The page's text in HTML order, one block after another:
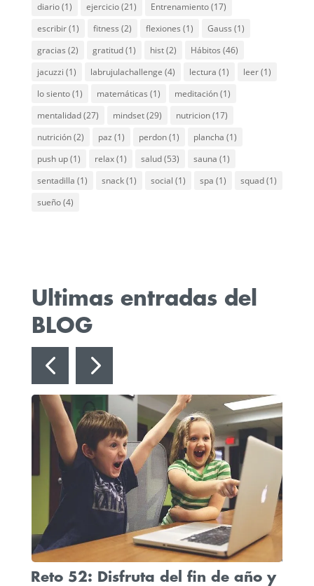
diario(1) ejercicio(21) Entrenamiento(17)
escribir(1) fitness (2) flexiones (1) Gauss (1)
gracias (2) gratitud(1) hist(2) Hábitos (46)
jacuzzi (1) labrujulachallenge (4) lectura (1) leer(1)
lo siento(1) matemáticas (1) meditación(1)
mentalidad(27) mindset(29) nutricion(17)
nutrición(2) paz (1) perdon(1) plancha (1)
push up(1) relax(1) salud(53) sauna (1)
sentadilla (1) snack(1) social (1) spa (1) squad(1)
sueño(4)
Ultimas entradas del
BLOG
Reto 52: Disfruta del fin de año y